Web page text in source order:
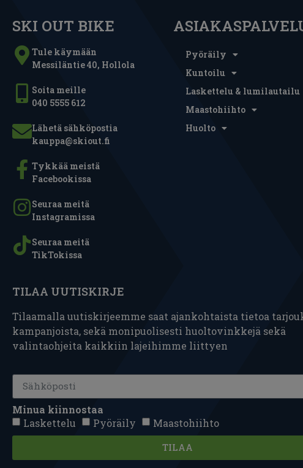
SKI OUT BIKE
Tule käymään
Messiläntie 40, Hollola
Soita meille
040 5555 612
Lähetä sähköpostia
kauppa@skiout.fi
Tykkää meistä
Facebookissa
Seuraa meitä
Instagramissa
Seuraa meitä
TikTokissa
Pyöräily
Kuntoilu
Laskettelu & lumilautailu
Maastohiihto
Huolto
TILAA UUTISKIRJE
Tilaamalla uutiskirjeemme saat ajankohtaista tietoa
kampanjoista, sekä monipuolisesti huoltovinkkejä sekä
valintaohjeita kaikkiin lajeihimme liittyen
Minua kiinnostaa
Laskettelu
Pyöräily Maastohiihto
TILAA